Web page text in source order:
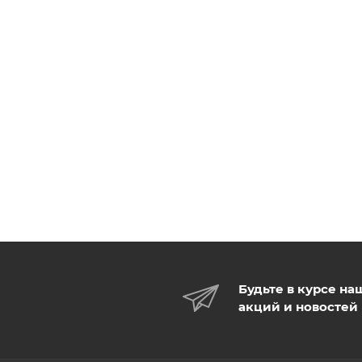
Будьте в курсе
акций и новостей